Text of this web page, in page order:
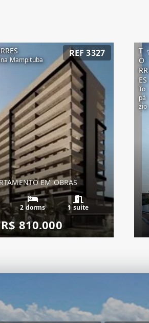
Mampituba
REF 3327
EM OBRAS
2 dorms 1 suíte
R$ 810.000
T
O
RR
ES
To
pá
zio